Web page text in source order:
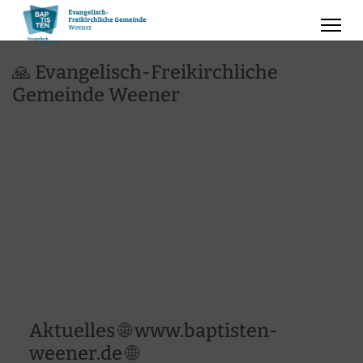
🙏 Evangelisch-Freikirchliche
Gemeinde Weener
Aktuelles 🌐 www.baptisten-
weener.de 🌐